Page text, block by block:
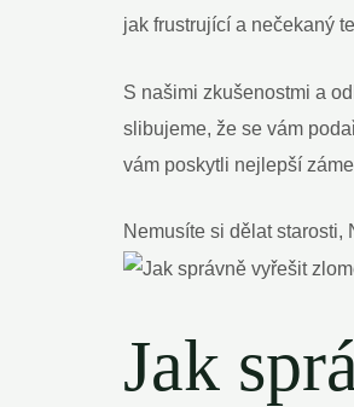
jak frustrující a nečekaný
S našimi zkušenostmi a
slibujeme, že se vám
vám poskytli nejlepší
Nemusíte si dělat starosti,
Jak